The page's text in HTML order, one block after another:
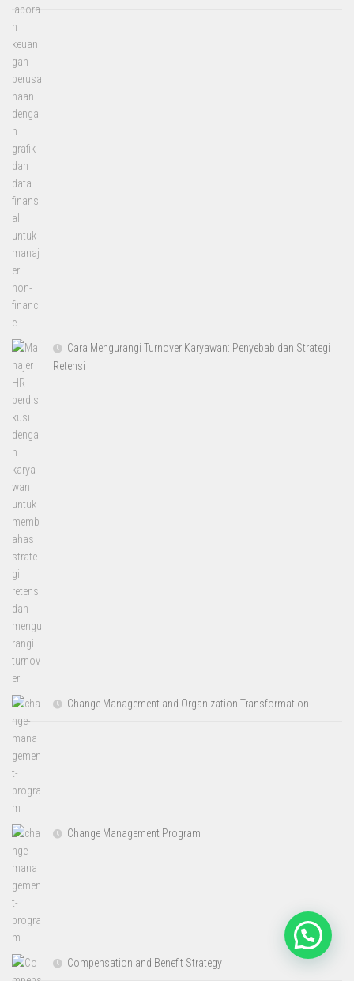
Cara Mengurangi Turnover Karyawan: Penyebab dan Strategi
Retensi
Change Management and Organization Transformation
Change Management Program
Compensation and Benefit Strategy